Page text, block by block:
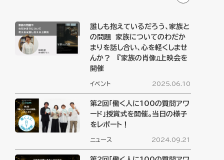
誰しも抱えているだろう、家族と
の問題 家族についてのわだか
まりを話し合い、心を軽くしませ
んか？ 『家族の肖像』上映会を
開催
イベント 2025.06.10
第2回「働く人に100の質問アワ
ード」授賞式を開催。当日の様子
をレポート！
ニュース 2024.09.21